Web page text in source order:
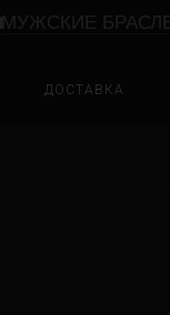
МУЖСКИЕ
ДОСТАВКА